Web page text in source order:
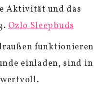
Aktivität und das
Ozlo Sleepbuds
funktionieren
einladen, sind in